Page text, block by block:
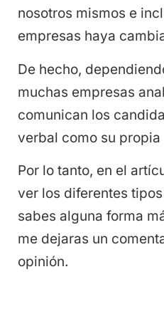
nosotros mismos e
empresas haya
De hecho,
muchas empresas
comunican los
verbal como su
Por lo tanto, en el
ver los diferentes
sabes alguna forma
me dejaras un
opinión.